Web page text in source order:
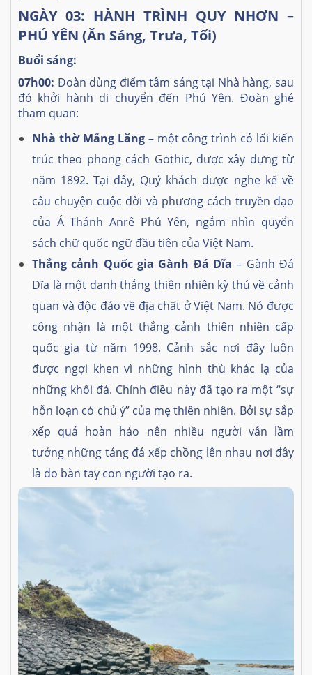
NGÀY 03: HÀNH TRÌNH QUY NHƠN –
PHÚ YÊN (Ăn Sáng, Trưa, Tối)
Buổi sáng:
07h00: Đoàn dùng điểm tâm sáng tại Nhà hàng, sau
đó khởi hành di chuyển đến Phú Yên. Đoàn ghé
tham quan:
Nhà thờ Mằng Lăng– một công trình có lối kiến
trúc theo phong cách Gothic, được xây dựng từ
năm 1892. Tại đây, Quý khách được nghe kể về
câu chuyện cuộc đời và phương cách truyền đạo
của Á Thánh Anrê Phú Yên, ngắm nhìn quyển
sách chữ quốc ngữ đầu tiên của Việt Nam.
Thắng cảnh Quốc gia Gành Đá Dĩa – Gành Đá
Dĩa là một danh thắng thiên nhiên kỳ thú về cảnh
quan và độc đáo về địa chất ở Việt Nam. Nó được
công nhận là một thắng cảnh thiên nhiên cấp
quốc gia từ năm 1998. Cảnh sắc nơi đây luôn
được ngợi khen vì những hình thù khác lạ của
những khối đá. Chính điều này đã tạo ra một “sự
hỗn loạn có chủ ý” của mẹ thiên nhiên. Bởi sự sắp
xếp quá hoàn hảo nên nhiều người vẫn lầm
tưởng những tảng đá xếp chồng lên nhau nơi đây
là do bàn tay con người tạo ra.